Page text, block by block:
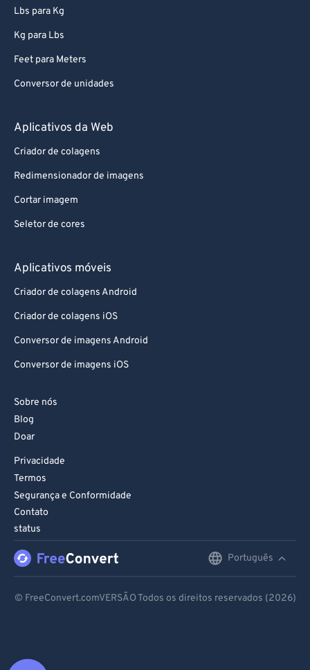
Lbs para Kg
Kg para Lbs
Feet para Meters
Conversor de unidades
Aplicativos da Web
Criador de colagens
Redimensionador de imagens
Cortar imagem
Seletor de cores
Aplicativos móveis
Criador de colagens Android
Criador de colagens iOS
Conversor de imagens Android
Conversor de imagens iOS
Sobre nós
Blog
Doar
Privacidade
Termos
Segurança e Conformidade
Contato
status
Português
© FreeConvert.comVERSÃO Todos os direitos reservados (2026)